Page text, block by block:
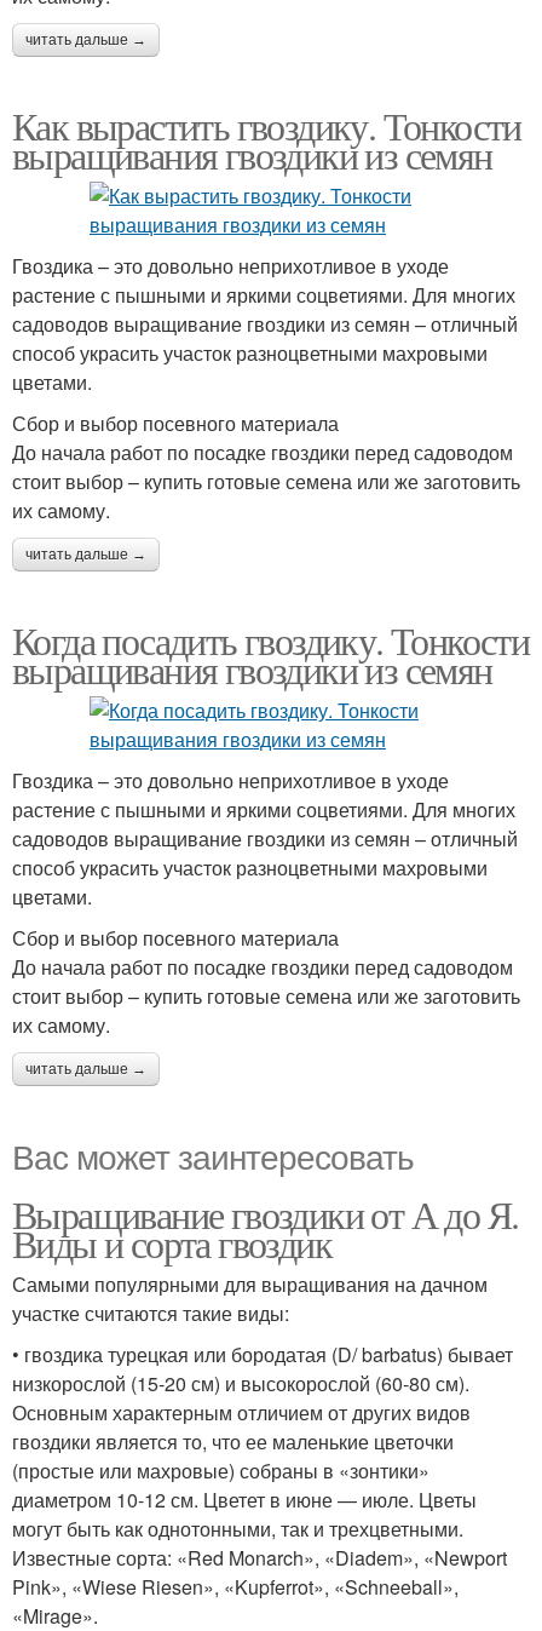
читать дальше →
Как вырастить гвоздику. Тонкости
выращивания гвоздики из семян
Гвоздика – это довольно неприхотливое в уходе
растение с пышными и яркими соцветиями. Для многих
садоводов выращивание гвоздики из семян – отличный
способ украсить участок разноцветными махровыми
цветами.
Сбор и выбор посевного материала
До начала работ по посадке гвоздики перед садоводом
стоит выбор – купить готовые семена или же заготовить
их самому.
читать дальше →
Когда посадить гвоздику. Тонкости
выращивания гвоздики из семян
Гвоздика – это довольно неприхотливое в уходе
растение с пышными и яркими соцветиями. Для многих
садоводов выращивание гвоздики из семян – отличный
способ украсить участок разноцветными махровыми
цветами.
Сбор и выбор посевного материала
До начала работ по посадке гвоздики перед садоводом
стоит выбор – купить готовые семена или же заготовить
их самому.
читать дальше →
Вас может заинтересовать
Выращивание гвоздики от А до Я.
Виды и сорта гвоздик
Самыми популярными для выращивания на дачном
участке считаются такие виды:
• гвоздика турецкая или бородатая (D/ barbatus) бывает
низкорослой (15-20 см) и высокорослой (60-80 см).
Основным характерным отличием от других видов
гвоздики является то, что ее маленькие цветочки
(простые или махровые) собраны в «зонтики»
диаметром 10-12 см. Цветет в июне — июле. Цветы
могут быть как однотонными, так и трехцветными.
Известные сорта: «Red Monarch», «Diadem», «Newport
Pink», «Wiese Riesen», «Kupferrot», «Schneeball»,
«Mirage».